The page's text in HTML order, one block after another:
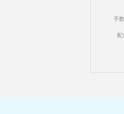
手
配